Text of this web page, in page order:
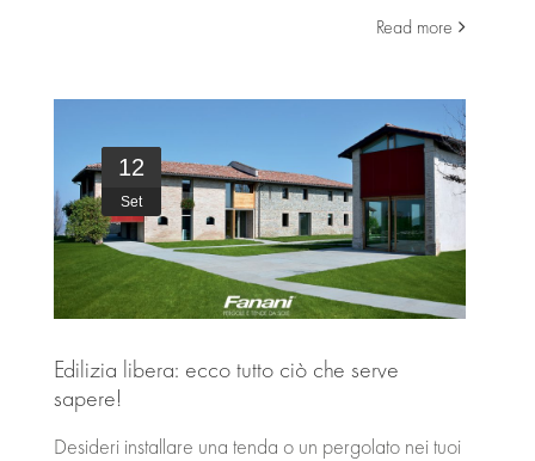
Read more
12
Set
Edilizia libera: ecco tutto ciò che serve
sapere!
Desideri installare una tenda o un pergolato nei tuoi